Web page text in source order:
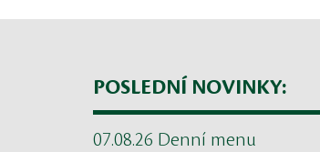
POSLEDNÍ NOVINKY:
07.08.26 Denní menu